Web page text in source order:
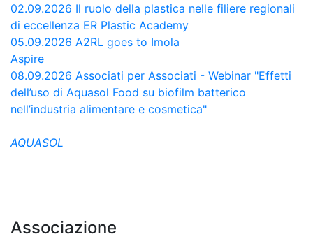
02.09.2026 Il ruolo della plastica nelle filiere regionali
di eccellenza ER Plastic Academy
05.09.2026 A2RL goes to Imola
Aspire
08.09.2026 Associati per Associati - Webinar "Effetti
dell’uso di Aquasol Food su biofilm batterico
nell’industria alimentare e cosmetica"
AQUASOL
Associazione